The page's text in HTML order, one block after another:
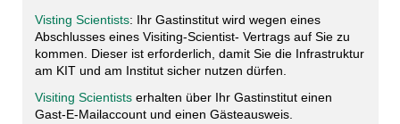
Visting Scientists: Ihr Gastinstitut wird wegen eines
Abschlusses eines Visiting-Scientist- Vertrags auf Sie zu
kommen. Dieser ist erforderlich, damit Sie die Infrastruktur
am KIT und am Institut sicher nutzen dürfen.
Visiting Scientistserhalten über Ihr Gastinstitut einen
Gast-E-Mailaccount und einen Gästeausweis.